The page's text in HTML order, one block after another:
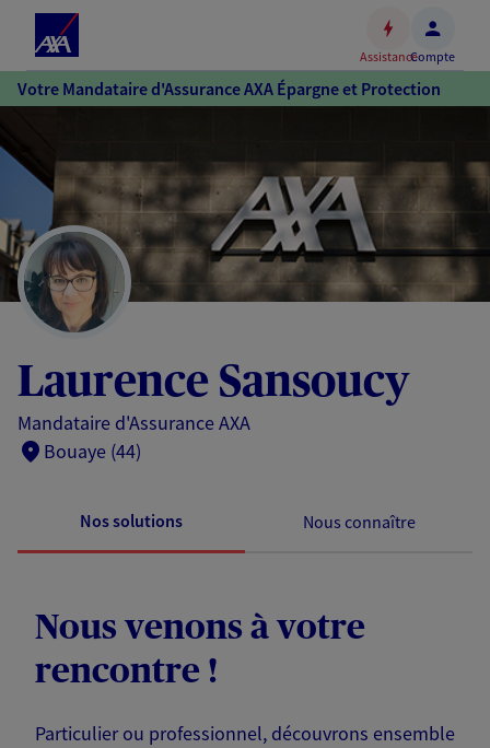
Accéder
au
Accéder
au
pied
de
page
AssistanceCompte
Votre Mandataire d'Assurance AXA Épargne et Protection
Laurence Sansoucy
Mandataire d'Assurance AXA
Bouaye (44)
Nos solutions Nous connaître
Nous venons à votre
rencontre !
Particulier ou professionnel, découvrons ensemble